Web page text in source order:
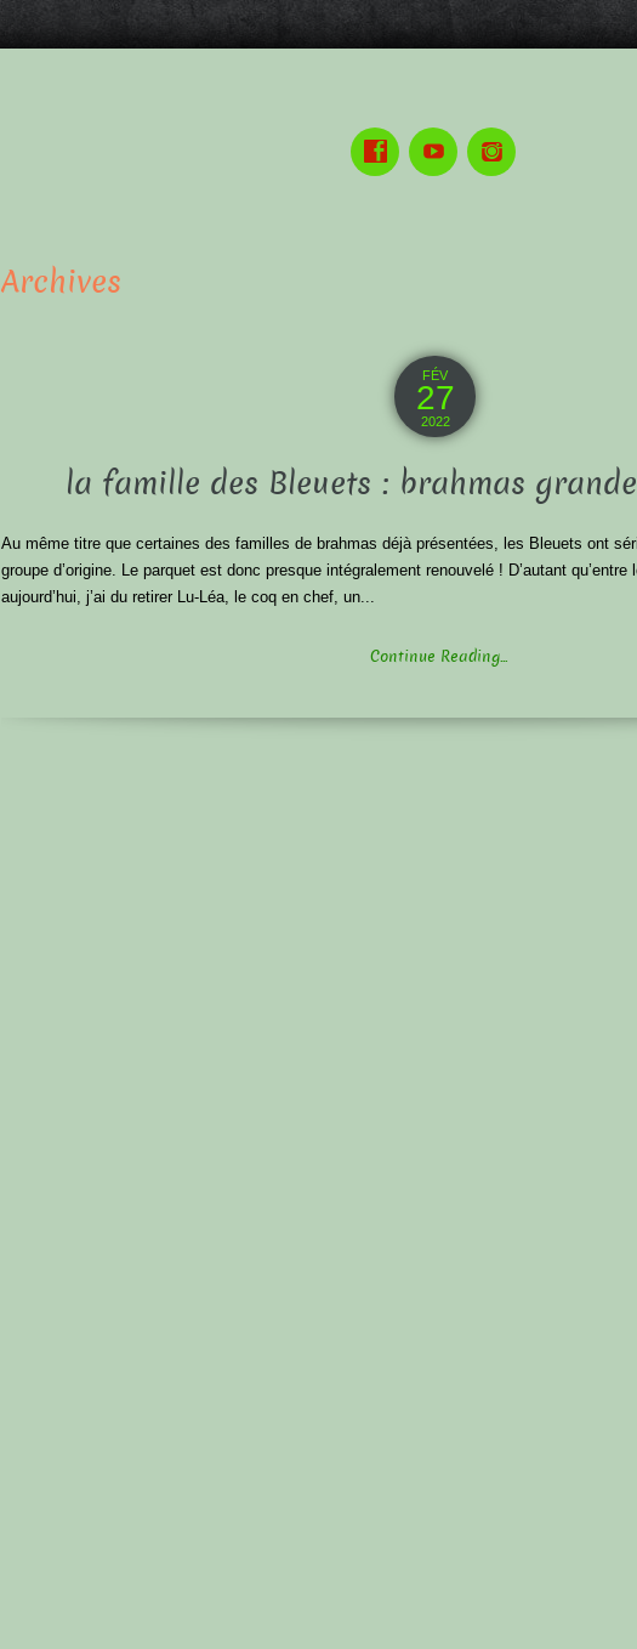
Archives
FÉV
27
2022
la famille des Bleuets : brahmas
Au même titre que certaines des familles de brahmas déjà présentées, les Bleuets ont
groupe d’origine. Le parquet est donc presque intégralement renouvelé ! D’autant
aujourd’hui, j’ai du retirer Lu-Léa, le coq en chef, un...
Continue Reading...